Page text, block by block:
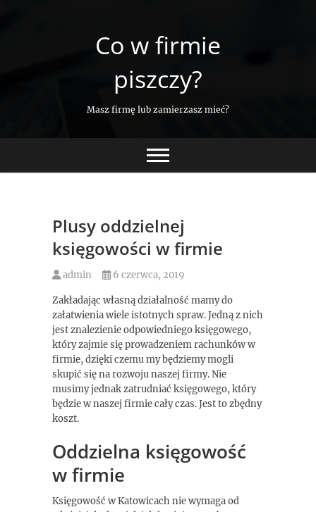
Co w firmie
piszczy?
Masz firmę lub zamierzasz mieć?
Plusy oddzielnej
księgowości w firmie
admin 6 czerwca, 2019
Zakładając własną działalność mamy do
załatwienia wiele istotnych spraw. Jedną z nich
jest znalezienie odpowiedniego księgowego,
który zajmie się prowadzeniem rachunków w
firmie, dzięki czemu my będziemy mogli
skupić się na rozwoju naszej firmy. Nie
musimy jednak zatrudniać księgowego, który
będzie w naszej firmie cały czas. Jest to zbędny
koszt.
Oddzielna księgowość
w firmie
Księgowość w Katowicach nie wymaga od